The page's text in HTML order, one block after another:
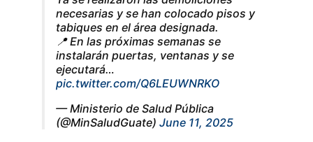
necesarias y se han colocado pisos y
tabiques en el área designada.
📍 En las próximas semanas se
instalarán puertas, ventanas y se
ejecutará…
pic.twitter.com/Q6LEUWNRKO
— Ministerio de Salud Pública
(@MinSaludGuate) June 11, 2025